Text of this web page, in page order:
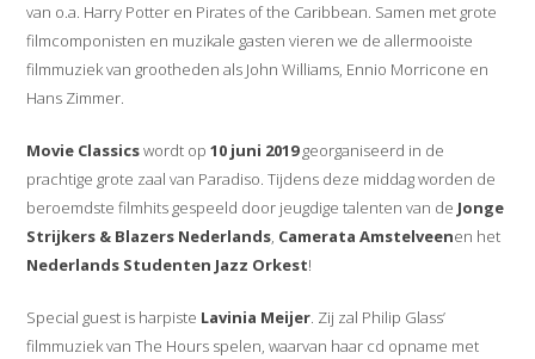
van o.a. Harry Potter en Pirates of the Caribbean. Samen met grote
filmcomponisten en muzikale gasten vieren we de allermooiste
filmmuziek van grootheden als John Williams, Ennio Morricone en
Hans Zimmer.
Movie Classicswordt op 10 juni 2019 georganiseerd in de
prachtige grote zaal van Paradiso. Tijdens deze middag worden de
beroemdste filmhits gespeeld door jeugdige talenten van de Jonge
Strijkers & Blazers Nederlands, Camerata Amstelveenen het
Nederlands Studenten Jazz Orkest!
Special guest is harpiste Lavinia Meijer. Zij zal Philip Glass’
filmmuziek van The Hours spelen, waarvan haar cd opname met